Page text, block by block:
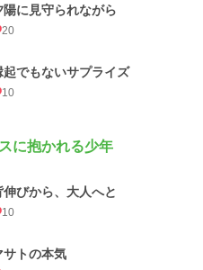
陽に見守られながら
20
起でもないサプライズ
10
に抱かれる少年
伸びから、大人へと
10
サトの本気